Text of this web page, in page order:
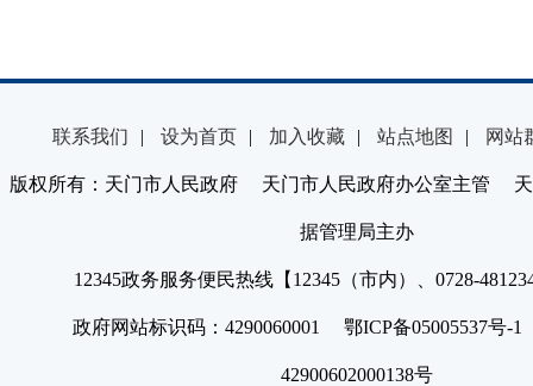
联系我们 | 设为首页 | 加入收藏 | 站点地图 | 网站
版权所有：天门市人民政府 天门市人民政府办公室主管 天
据管理局主办
12345政务服务便民热线【12345（市内）、0728-
政府网站标识码：4290060001 鄂ICP备05005537号
42900602000138号